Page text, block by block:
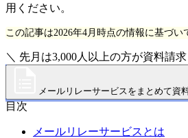
用ください。
この記事は2026年4月時点の情報に基づい
＼ 先月は3,000人以上の方が資料請
メールリレーサービスをまとめて資
目次
メールリレーサービスとは